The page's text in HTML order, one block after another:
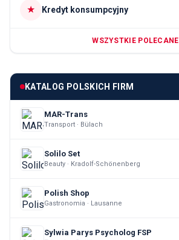
★ Kredyt konsumpcyjny
WSZYSTKIE POLECANE
KATALOG POLSKICH FIRM
MAR-Trans
Transport · Bülach
Solilo Set
Beauty · Kradolf-Schönenberg
Polish Shop
Gastronomia · Lausanne
Sylwia Parys Psycholog FSP